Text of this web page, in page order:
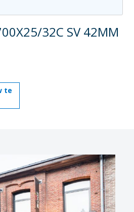
32C SV 42MM
te